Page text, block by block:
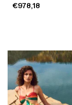
€978,18